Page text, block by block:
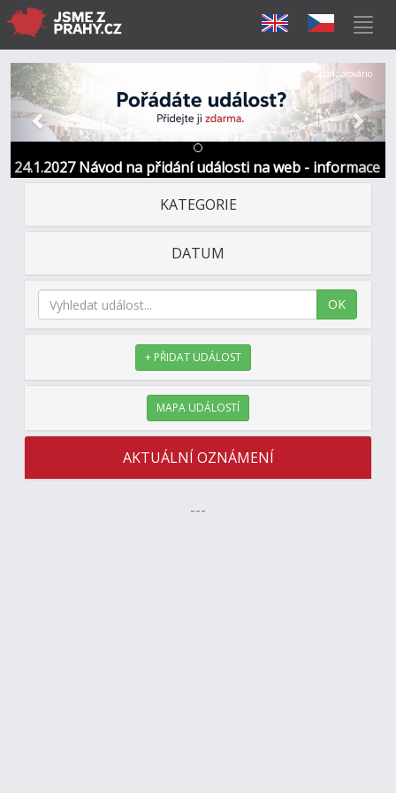
24.1.2027 Návod na přidání události na web - informace
a kontakt
Předchozí Další
Sponzorováno
KATEGORIE
DATUM
OK
+ PŘIDAT UDÁLOST
MAPA UDÁLOSTÍ
AKTUÁLNÍ OZNÁMENÍ
---